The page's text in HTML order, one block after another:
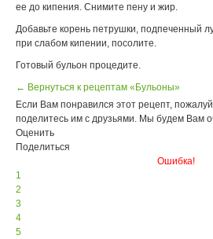
ее до кипения. Снимите пену и жир.
Добавьте корень петрушки, подпеченный
при слабом кипении, посолите.
Готовый бульон процедите.
← Вернуться к рецептам «Бульоны»
Если Вам понравился этот рецепт,
поделитесь им с друзьями. Мы будем Вам
Оценить
Поделиться
Ошибка!
1
2
3
4
5